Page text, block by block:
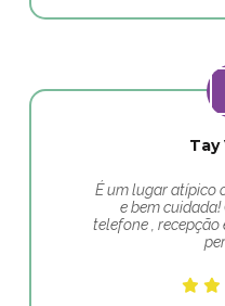
Tay
É um lugar atípico
e bem
telefone ,